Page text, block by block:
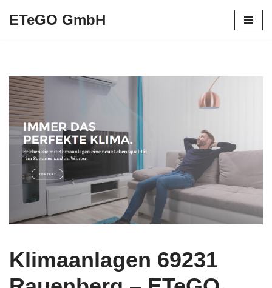
ETeGO GmbH
Klimaanlagen 69231